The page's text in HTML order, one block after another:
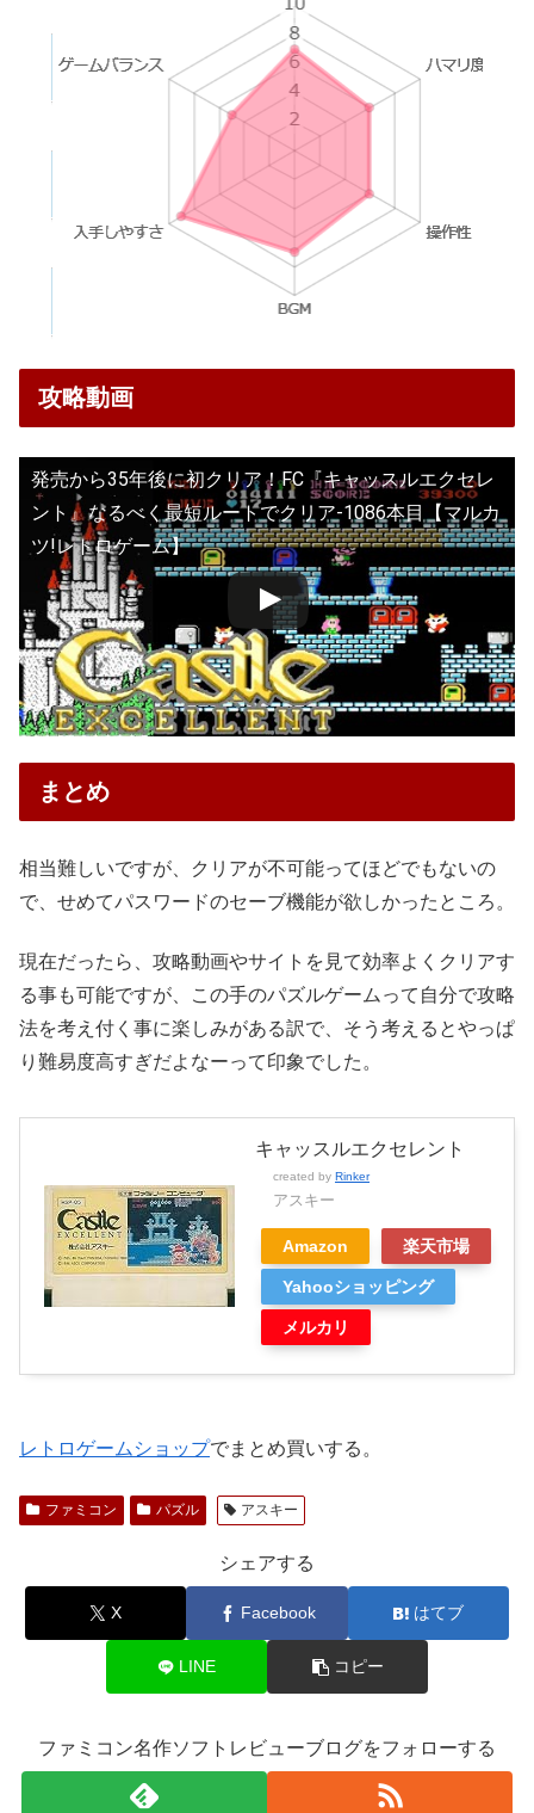
攻略動画
発売から35年後に初クリア！FC『キャッスルエクセレ
ント』なるべく最短ルートでクリア-1086本目【マルカ
ツ!レトロゲーム】
まとめ
相当難しいですが、クリアが不可能ってほどでもないの
で、せめてパスワードのセーブ機能が欲しかったところ。
現在だったら、攻略動画やサイトを見て効率よくクリアす
る事も可能ですが、この手のパズルゲームって自分で攻略
法を考え付く事に楽しみがある訳で、そう考えるとやっぱ
り難易度高すぎだよなーって印象でした。
キャッスルエクセレント
created by Rinker
アスキー
Amazon 楽天市場
Yahooショッピング
メルカリ
レトロゲームショップでまとめ買いする。
ファミコン パズル アスキー
シェアする
X Facebook はてブ
LINE コピー
ファミコン名作ソフトレビューブログをフォローする